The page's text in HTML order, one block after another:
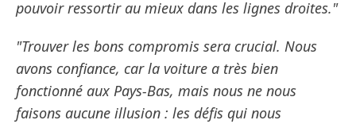
pouvoir ressortir au mieux dans les lignes droites."
"Trouver les bons compromis sera crucial. Nous
avons confiance, car la voiture a très bien
fonctionné aux Pays-Bas, mais nous ne nous
faisons aucune illusion : les défis qui nous